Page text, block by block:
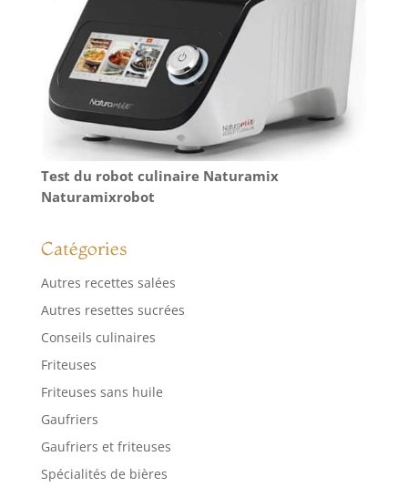
Test du robot culinaire Naturamix
Naturamixrobot
Catégories
Autres recettes salées
Autres resettes sucrées
Conseils culinaires
Friteuses
Friteuses sans huile
Gaufriers
Gaufriers et friteuses
Spécialités de bières